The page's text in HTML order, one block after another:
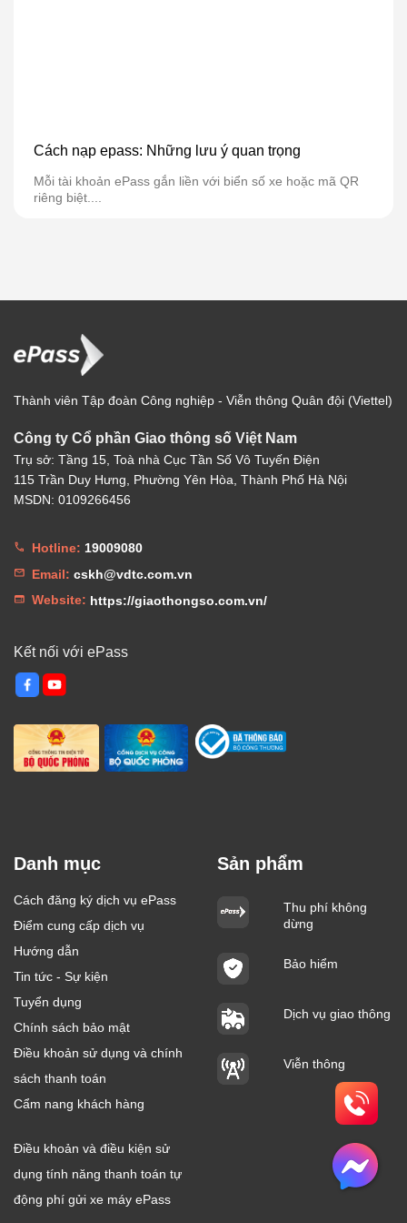
Cách nạp epass: Những lưu ý quan trọng
Mỗi tài khoản ePass gắn liền với biển số xe hoặc mã QR
riêng biệt....
Thành viên Tập đoàn Công nghiệp - Viễn thông Quân đội (Viettel)
Công ty Cổ phần Giao thông số Việt Nam
Trụ sở: Tầng 15, Toà nhà Cục Tần Số Vô Tuyến Điện
115 Trần Duy Hưng, Phường Yên Hòa, Thành Phố Hà Nội
MSDN: 0109266456
Hotline: 19009080
Email: cskh@vdtc.com.vn
Website: https://giaothongso.com.vn/
Kết nối với ePass
Danh mục
Cách đăng ký dịch vụ ePass
Điểm cung cấp dịch vụ
Hướng dẫn
Tin tức - Sự kiện
Tuyển dụng
Chính sách bảo mật
Điều khoản sử dụng và chính
sách thanh toán
Cẩm nang khách hàng
Điều khoản và điều kiện sử
dụng tính năng thanh toán tự
động phí gửi xe máy ePass
Sản phẩm
Thu phí không
dừng
Bảo hiểm
Dịch vụ giao thông
Viễn thông